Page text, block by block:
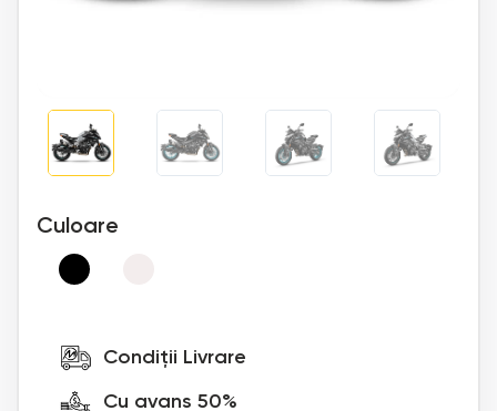
Culoare
Condiții Livrare
Cu avans 50%